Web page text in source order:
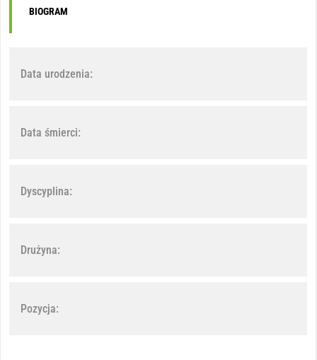
BIOGRAM
Data urodzenia:
Data śmierci:
Dyscyplina:
Drużyna:
Pozycja: